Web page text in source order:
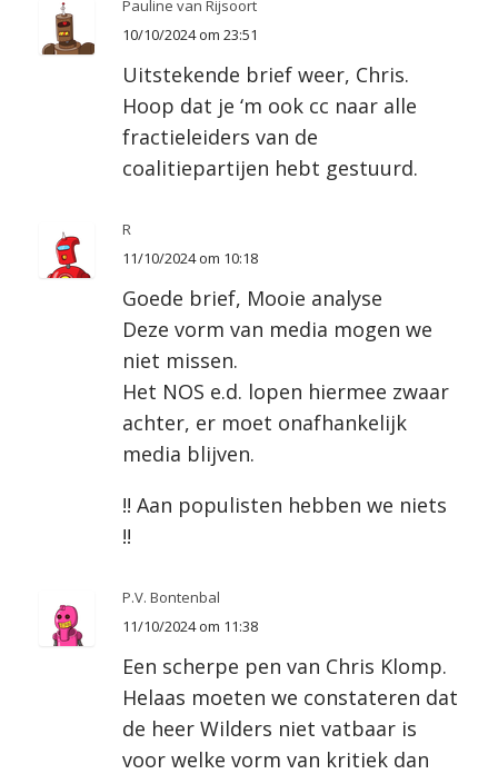
Pauline van Rijsoort
10/10/2024 om 23:51
Uitstekende brief weer, Chris.
Hoop dat je ‘m ook cc naar alle
fractieleiders van de
coalitiepartijen hebt gestuurd.
R
11/10/2024 om 10:18
Goede brief, Mooie analyse
Deze vorm van media mogen we
niet missen.
Het NOS e.d. lopen hiermee zwaar
achter, er moet onafhankelijk
media blijven.
!! Aan populisten hebben we niets
!!
P.V. Bontenbal
11/10/2024 om 11:38
Een scherpe pen van Chris Klomp.
Helaas moeten we constateren dat
de heer Wilders niet vatbaar is
voor welke vorm van kritiek dan